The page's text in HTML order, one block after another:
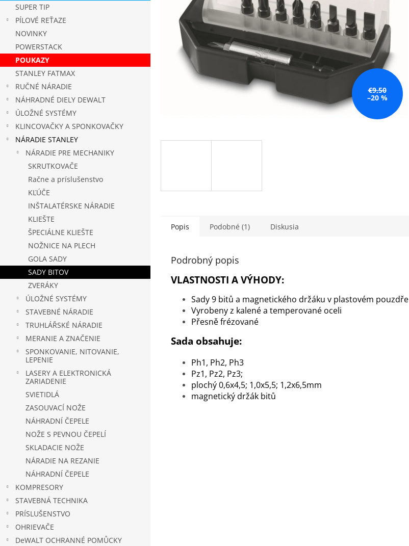
SUPER TIP
PÍLOVÉ REŤAZE
NOVINKY
POWERSTACK
POUKAZY
STANLEY FATMAX
RUČNÉ NÁRADIE
NÁHRADNÉ DIELY DEWALT
ÚLOŽNÉ SYSTÉMY
KLINCOVAČKY A SPONKOVAČKY
NÁRADIE STANLEY
NÁRADIE PRE MECHANIKY
SKRUTKOVAČE
Račne a príslušenstvo
KĽÚČE
INŠTALATÉRSKE NÁRADIE
KLIEŠTE
ŠPECIÁLNE KLIEŠTE
NOŽNICE NA PLECH
GOLA SADY
SADY BITOV
ZVERÁKY
ÚLOŽNÉ SYSTÉMY
STAVEBNÉ NÁRADIE
TRUHLÁŘSKÉ NÁRADIE
MERANIE A ZNAČENIE
SPONKOVANIE, NITOVANIE,
LEPENIE
LASERY A ELEKTRONICKÁ
ZARIADENIE
SVIETIDLÁ
ZASOUVACÍ NOŽE
NÁHRADNÍ ČEPELE
NOŽE S PEVNOU ČEPELÍ
SKLADACIE NOŽE
NÁRADIE NA REZANIE
NÁHRADNÍ ČEPELE
KOMPRESORY
STAVEBNÁ TECHNIKA
PRÍSLUŠENSTVO
OHRIEVAČE
DeWALT OCHRANNÉ POMŮCKY
€9,50
–20 %
Popis Podobné (1) Diskusia
Podrobný popis
VLASTNOSTI A VÝHODY:
Sady 9 bitů a magnetického držáku v plastovém pouzdře
Vyrobeny z kalené a temperované oceli
Přesně frézované
Sada obsahuje:
Ph1, Ph2, Ph3
Pz1, Pz2, Pz3;
plochý 0,6x4,5; 1,0x5,5; 1,2x6,5mm
magnetický držák bitů